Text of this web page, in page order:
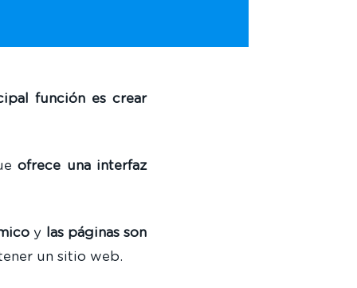
función es crear
ofrece una interfaz
y
las páginas son
un sitio web.